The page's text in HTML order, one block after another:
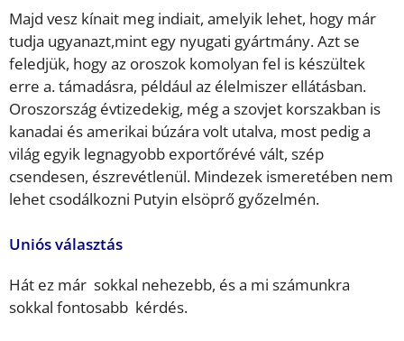
Majd vesz kínait meg indiait, amelyik lehet, hogy már
tudja ugyanazt,mint egy nyugati gyártmány. Azt se
feledjük, hogy az oroszok komolyan fel is készültek
erre a. támadásra, például az élelmiszer ellátásban.
Oroszország évtizedekig, még a szovjet korszakban is
kanadai és amerikai búzára volt utalva, most pedig a
világ egyik legnagyobb exportőrévé vált, szép
csendesen, észrevétlenül. Mindezek ismeretében nem
lehet csodálkozni Putyin elsöprő győzelmén.
Uniós választás
Hát ez már sokkal nehezebb, és a mi számunkra
sokkal fontosabb kérdés.